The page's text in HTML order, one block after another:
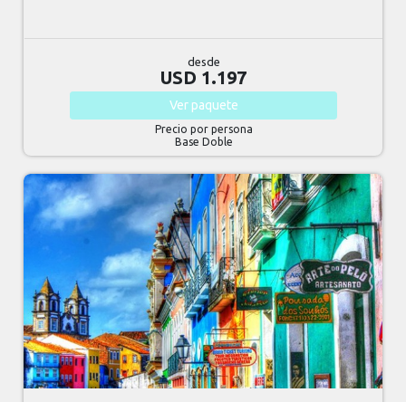
desde
USD 1.197
Ver paquete
Precio por persona
Base Doble